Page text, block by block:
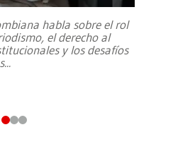
habla sobre el rol
el derecho al
y los desafíos
...